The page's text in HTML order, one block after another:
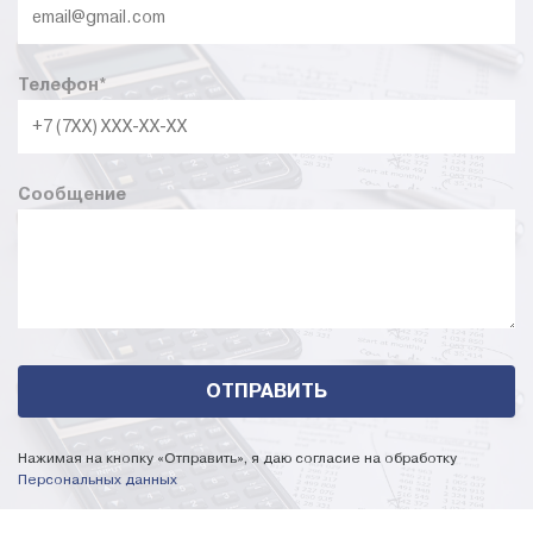
Телефон*
Сообщение
Нажимая на кнопку «Отправить», я даю согласие на обработку
Персональных данных